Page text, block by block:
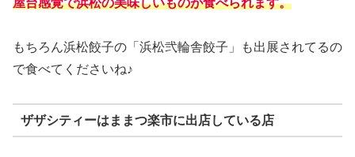
もちろん浜松餃子の「浜松弐輪舎餃子」も出展されてるの
で食べてくださいね♪
ザザシティーはままつ楽市に出店している店